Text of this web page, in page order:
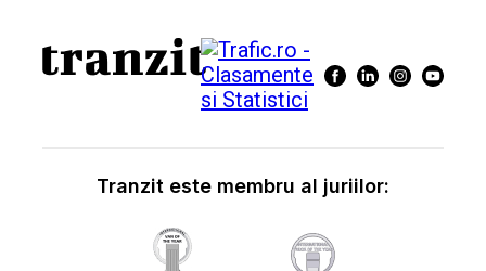
Tranzit este membru al juriilor: